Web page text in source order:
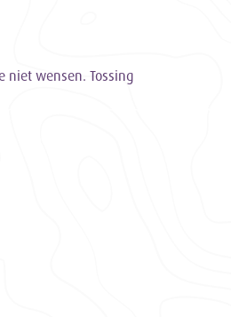
niet wensen. Tossing